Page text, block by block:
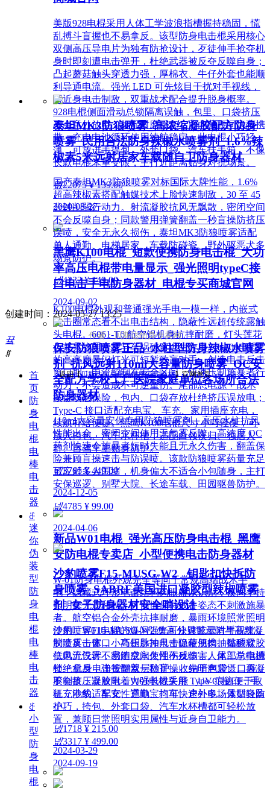
美版928电棍采用人体工学波浪指槽握持稳固，慌
乱搏斗盲握也不易拿反。该型防身电击棍采用核心
双侧高压导电片为独有防抢设计，歹徒伸手抢夺机
身时即刻遭电击弹开，杜绝武器被反夺反噬自身；
凸起蘑菇触头穿透力强，厚棉衣、牛仔外套也能顺
利导通电流。强光 LED 可先炫目干扰对手视线，
再近身电击制敌，双重战术配合提升脱身概率。
928电棍侧面滑动总锁隔离误触，包里、口袋挤压
不会意外放电；标配耐磨腰套，可内藏腰间隐蔽携
带，充电电池循环使用续航稳定。此电棍小巧轻
薄，可放进手提包、外套口袋、汽车扶手箱，不像
长款电棍笨重受限，主打近距离贴身对抗场景。
넶22075 ¥ 139.00
2020-08-27
黑鹰K100电棍_短款便携防身电击棍_大功
率高压电棍带电量显示_强光照明typeC接
口电击手电防身器材_电棍专买商城官网
K100电棍外观和普通强光手电一模一样，内嵌式
电击圈常态看不出电击结构，隐蔽性远超传统露触
头电棍。6061-T6 航空铝机身抗摔耐磨，灯头莲花
齿兼具物理击打与车祸破窗逃生作用。K100电棍
的高亮度暴闪灯光可短暂致盲对手，创造电击反击
窗口期；电流控制在安全区间，快速压制施暴者行
动力，不会造成不可逆重伤。尾部总电源 + 战术
按键双层保险，包内、口袋存放杜绝挤压误放电；
Type-C 接口适配充电宝、车充、家用插座充电，
续航补给便捷。黑鹰K100电棍尺寸小巧轻便，可
放入挎包、汽车水杯槽，适配白领夜归、独居人
群、自驾车主贴身防护。
넶3765 ¥ 449.00
2024-12-05
新品W01电棍_强光高压防身电击棍_黑鹰
安防电棍专卖店_小型便携电击防身器材
W-01防身电棍外观完全等同于常规高端战术手
电，隐藏式环形电击结构肉眼难以识别，夜间手持
照明毫无违和感，可悄悄保持戒备姿态不刺激施暴
者。航空铝合金外壳抗摔耐磨，暴雨环境照常照明
使用。W01电棍的爆闪强光可快速眩晕对手视觉，
制造反击窗口；高压脉冲电击促使肌肉抽搐酸软，
低电流设计不易造成永久性伤残伤害。尾部总电源
锁 + 机身电击按键双层防护，收纳于包袋、口袋
不会挤压误放电；W01电棍采用 Type-C 接口，手
机充电线、车充、充电宝均可快速补电。体型轻盈
小巧，挎包、外套口袋、汽车水杯槽都可轻松放
置，兼顾日常照明实用属性与近身自卫能力。
넶3317 ¥ 499.00
2024-09-19
泰坦MK3防狼喷雾_高浓缩凝胶配方防身
喷雾_民用合法防身辣椒水喷雾剂_1.6%辣
椒素5米远射居家车载随自卫防身器材
国产泰坦MK3防狼喷雾对标国际大牌性能，1.6%
超高辣椒素搭配触媒技术上脸快速制敌，30 至 45
分钟削弱行动力。射流凝胶抗风无飘散，密闭空间
不会反噬自身；同款警用弹簧翻盖一秒盲操防挤压
误喷，安全无永久损伤，泰坦MK3防狼喷雾适配
单人通勤、电梯居家、车载防碰瓷、野外驱恶犬多
场景防护。
넶4232 ¥ 149.00
2024-09-02
保安防狼喷雾正品_水柱型防身辣椒水喷雾
剂_抗风远射110ml大容量防身喷雾_OC安
全配方学校工厂医院家庭单位各场所合法
防身器材
110ml大容量安保专用防狼喷雾剂，高压水柱抗风
性能出众，密闭空间使用无气雾反噬。高浓度 OC
药剂快速令施暴者短时失能且无永久伤害，翻盖保
险兼顾盲操速击与防误喷。该款防狼喷雾药量充足
可应对多人围堵，机身偏大不适合小包随身，主打
安保巡逻、别墅大院、长途车载、田园驱兽防护。
넶4785 ¥ 99.00
2024-04-06
沙豹喷雾F15-MUSG-W2 _钥匙扣快拆防
身喷雾_SABRE美国进口凝胶型辣椒喷雾
剂_女子防身器材安全哨设计
沙豹喷雾F15-MUSG-W2 集高分贝警示哨与高辣凝
胶喷雾一体，小巧钥匙扣尺寸隐蔽便携。黏稠凝胶
抗风无气雾，密闭空间使用不反噬；人体工学指槽
杜绝拿反，弹簧翻盖一秒盲操。先哨声震慑、再凝
胶制敌，凝胶附着力强长效失能，UV 痕迹便于取
证，沙豹适配女性通勤、打车、户外多场景贴身防
护。
넶1718 ¥ 215.00
2024-03-29
创建时间： 2024-05-27 13:25
作者：贝斯达防身专卖网
끀
ꁲ
首
页
防
身
电
棍
电
棒
电
击
器
ꁕ
迷
你
伪
装
型
防
身
电
棍
电
棒
电
击
器
ꁕ
小
型
防
身
电
棍
返回【贝斯达防身用品黑鹰安防器材】官网首页